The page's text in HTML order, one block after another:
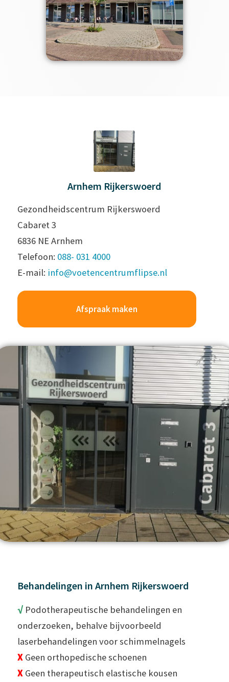
Arnhem Rijkerswoerd
Gezondheidscentrum Rijkerswoerd
Cabaret 3
6836 NE Arnhem
Telefoon: 088- 031 4000
E-mail: info@voetencentrumflipse.nl
Afspraak maken
Behandelingen in Arnhem Rijkerswoerd
√Podotherapeutische behandelingen en
onderzoeken, behalve bijvoorbeeld
laserbehandelingen voor schimmelnagels
XGeen orthopedische schoenen
XGeen therapeutisch elastische kousen